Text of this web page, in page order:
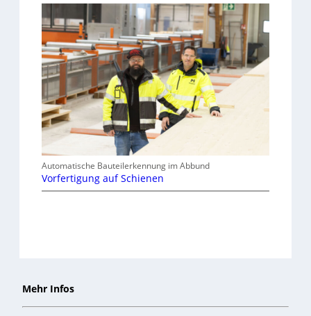
Automatische Bauteilerkennung im Abbund
Vorfertigung auf Schienen
Mehr Infos